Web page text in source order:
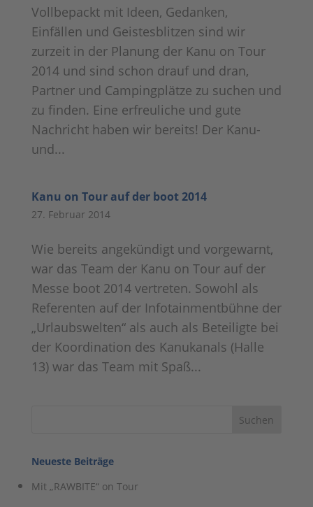
Vollbepackt mit Ideen, Gedanken,
Einfällen und Geistesblitzen sind wir
zurzeit in der Planung der Kanu on Tour
2014 und sind schon drauf und dran,
Partner und Campingplätze zu suchen und
zu finden. Eine erfreuliche und gute
Nachricht haben wir bereits! Der Kanu-
und...
Kanu on Tour auf der boot 2014
27. Februar 2014
Wie bereits angekündigt und vorgewarnt,
war das Team der Kanu on Tour auf der
Messe boot 2014 vertreten. Sowohl als
Referenten auf der Infotainmentbühne der
„Urlaubswelten“ als auch als Beteiligte bei
der Koordination des Kanukanals (Halle
13) war das Team mit Spaß...
Neueste Beiträge
Mit „RAWBITE“ on Tour